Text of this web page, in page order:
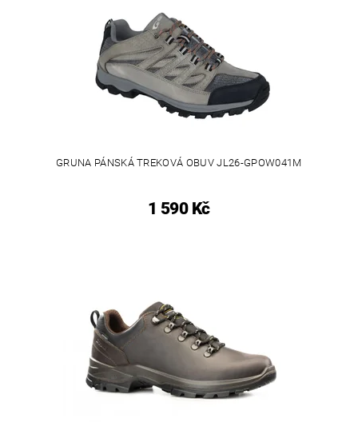
GRUNA PÁNSKÁ TREKOVÁ OBUV JL26-GPOW041M
1 590 Kč